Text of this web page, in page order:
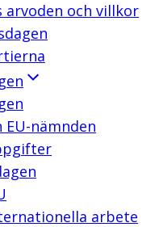
arvoden och villkor
nämnden
arbete